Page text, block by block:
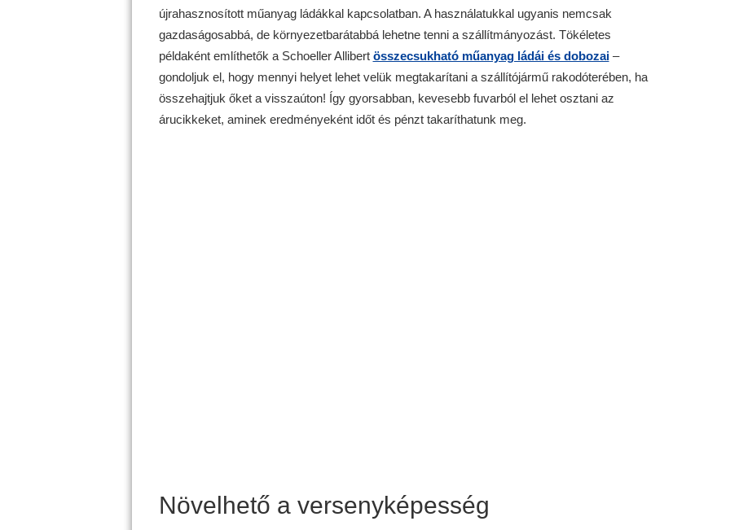
újrahasznosított műanyag ládákkal kapcsolatban. A használatukkal ugyanis nemcsak
gazdaságosabbá, de környezetbarátabbá lehetne tenni a szállítmányozást. Tökéletes
példaként említhetők a Schoeller Allibert összecsukható műanyag ládái és dobozai –
gondoljuk el, hogy mennyi helyet lehet velük megtakarítani a szállítójármű rakodóterében, ha
összehajtjuk őket a visszaúton! Így gyorsabban, kevesebb fuvarból el lehet osztani az
árucikkeket, aminek eredményeként időt és pénzt takaríthatunk meg.
Növelhető a versenyképesség